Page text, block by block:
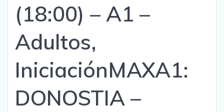
(18:00) – A1 –
Adultos,
IniciaciónMAXA1:
DONOSTIA –